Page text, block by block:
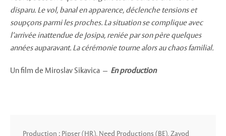
disparu. Le vol, banal en apparence, déclenche tensions et
soupçons parmi les proches. La situation se complique avec
l’arrivée inattendue de Josipa, reniée par son père quelques
années auparavant. La cérémonie tourne alors au chaos familial.
Un film de Miroslav Sikavica — En production
Production : Pipser (HR), Need Productions (BE), Zavod